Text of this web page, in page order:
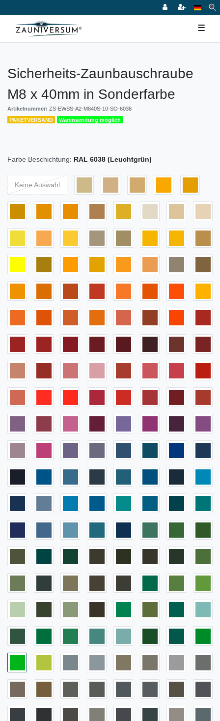
☰
Sicherheits-Zaunbauschraube
M8 x 40mm in Sonderfarbe
Artikelnummer: ZS-EWSS-A2-M840S-10-SO-6038
PAKETVERSAND
Warensendung möglich
Farbe Beschichtung: RAL 6038 (Leuchtgrün)
Keine Auswahl